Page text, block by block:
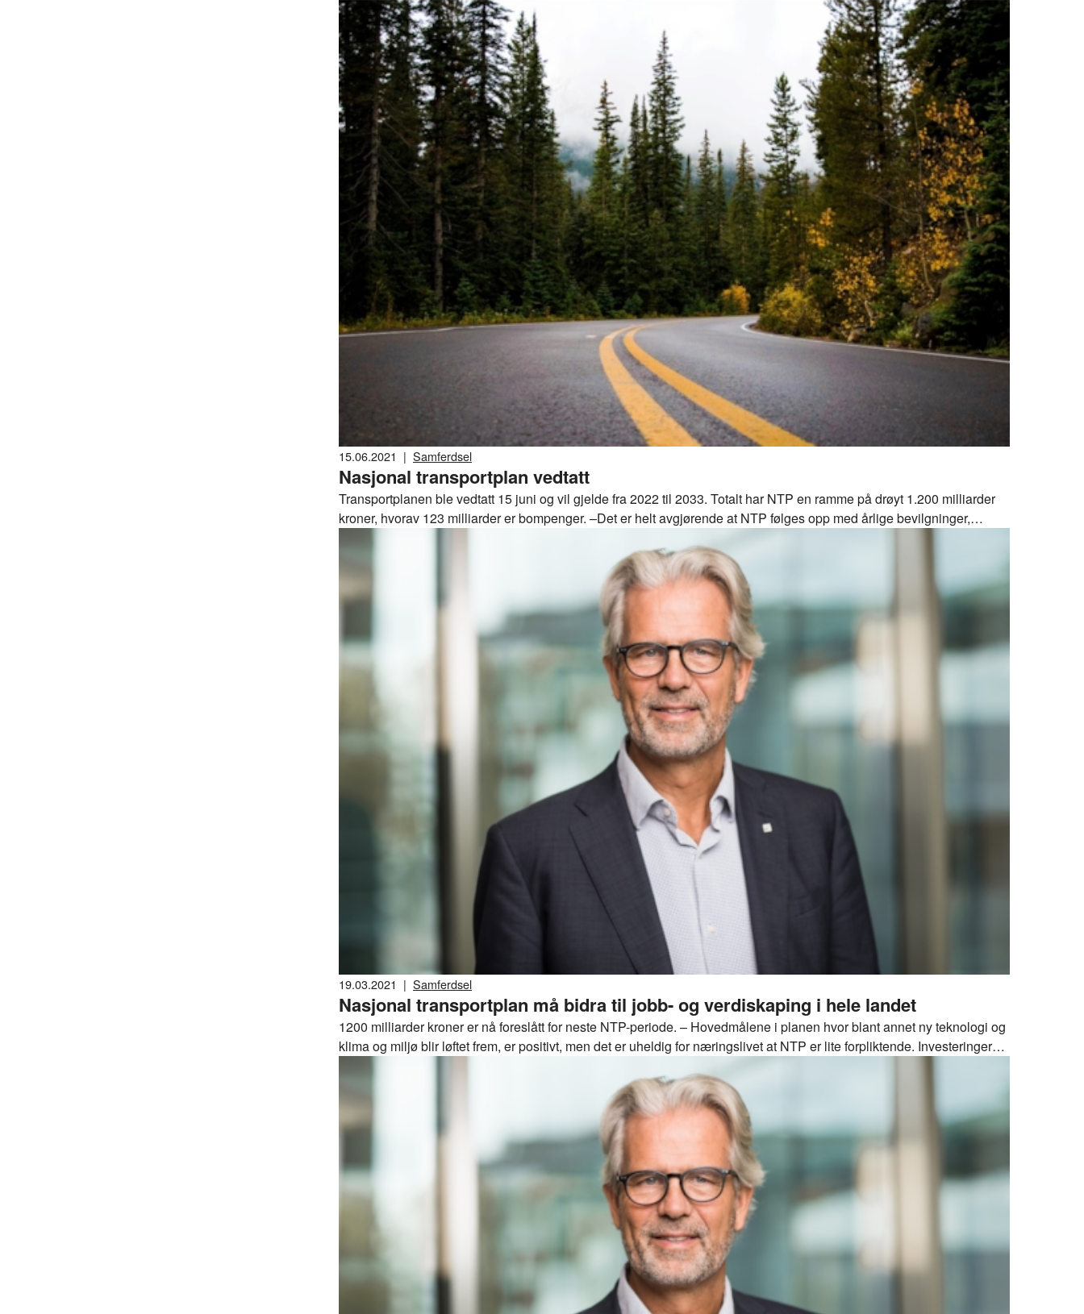
15.06.2021 | Samferdsel
Nasjonal transportplan vedtatt
Transportplanen ble vedtatt 15 juni og vil gjelde fra 2022 til 2033. Totalt har NTP en ramme på drøyt 1.200 milliarder
kroner, hvorav 123 milliarder er bompenger. –Det er helt avgjørende at NTP følges opp med årlige bevilgninger,
19.03.2021 | Samferdsel
Nasjonal transportplan må bidra til jobb- og verdiskaping i hele landet
1200 milliarder kroner er nå foreslått for neste NTP-periode. – Hovedmålene i planen hvor blant annet ny teknologi og
klima og miljø blir løftet frem, er positivt, men det er uheldig for næringslivet at NTP er lite forpliktende. Investeringer